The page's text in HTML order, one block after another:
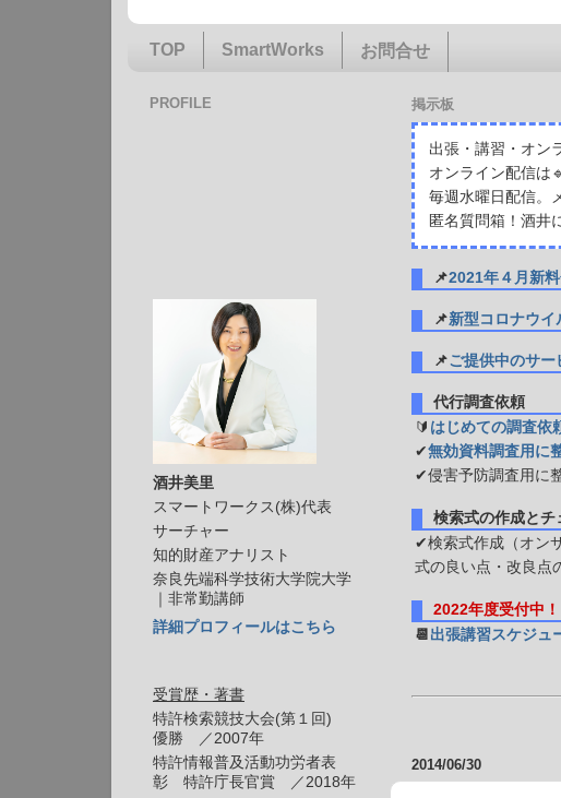
TOP SmartWorks お問合せ
掲示板
出張・講習・オン
オンライン配信は🔹
毎週水曜日配信。
匿名質問箱！酒
📌2021年４月新
📌新型コロナウイ
📌ご提供中のサー
代行調査依頼
🔰 はじめての調査依
✔無効資料調査用に
✔侵害予防調査用に
検索式の作成とチ
✔検索式作成（オン
式の良い点・改良点
2022年度受付中！
📆 出張講習スケジュ
2014/06/30
PROFILE
酒井美里
スマートワークス(株)代表
サーチャー
知的財産アナリスト
奈良先端科学技術大学院大学
｜非常勤講師
詳細プロフィールはこちら
受賞歴・著書
特許検索競技大会(第１回)
優勝 ／2007年
特許情報普及活動功労者表
彰 特許庁長官賞 ／2018年